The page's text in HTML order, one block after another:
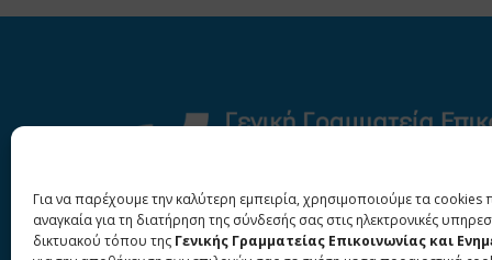
Για να παρέχουμε την καλύτερη εμπειρία, χρησιμοποιούμε τα cookies
αναγκαία για τη διατήρηση της σύνδεσής σας στις ηλεκτρονικές
δικτυακού τόπου της Γενικής Γραμματείας Επικοινωνίας και